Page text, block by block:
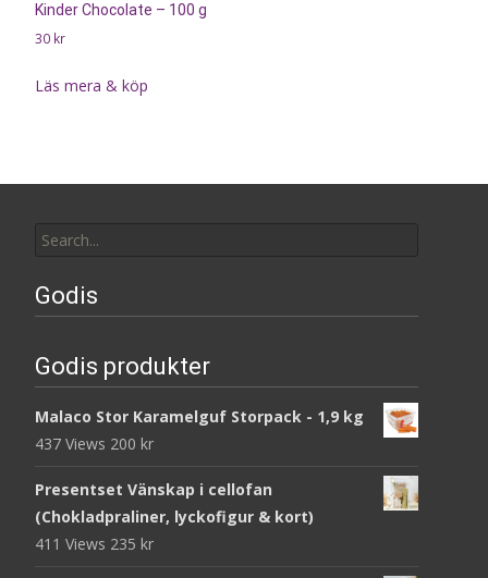
Kinder Chocolate – 100 g
30 kr
Läs mera & köp
for:
Godis
Godis produkter
Malaco Stor Karamelguf Storpack - 1,9 kg
437 Views 200 kr
Presentset Vänskap i cellofan
(Chokladpraliner, lyckofigur & kort)
411 Views 235 kr